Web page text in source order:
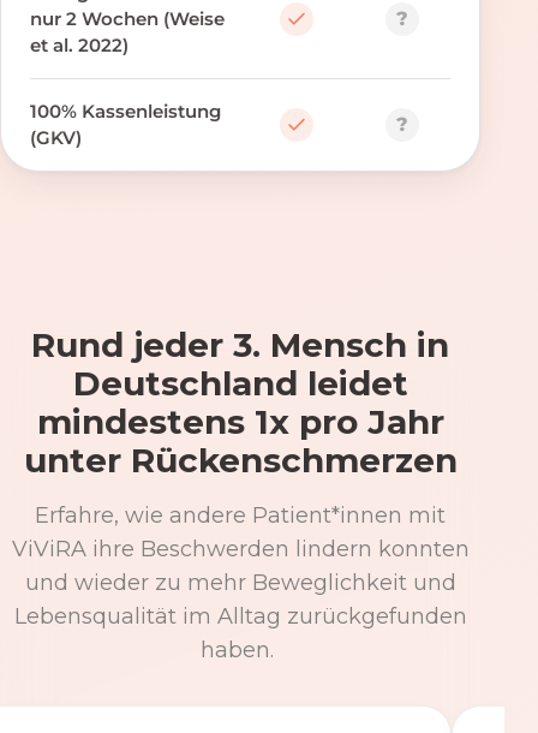
nur 2 Wochen (Weise
et al. 2022)
?
100% Kassenleistung
(GKV)
?
Rund jeder 3. Mensch in
Deutschland leidet
mindestens 1x pro Jahr
unter Rückenschmerzen
Erfahre, wie andere Patient*innen mit
ViViRA ihre Beschwerden lindern konnten
und wieder zu mehr Beweglichkeit und
Lebensqualität im Alltag zurückgefunden
haben.